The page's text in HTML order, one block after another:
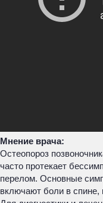
Мнение врача:
Остеопороз
часто протекает
перелом. Основные
включают боли в спине,